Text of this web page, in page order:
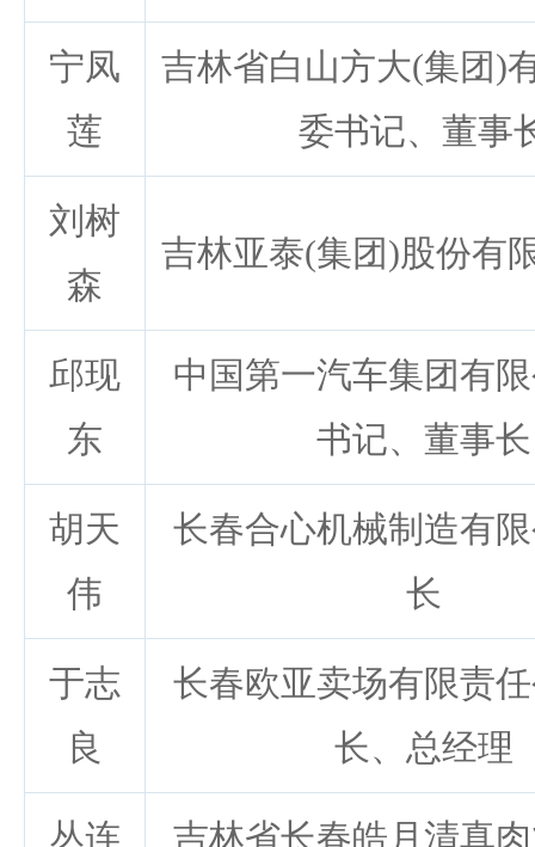
宁凤
莲
吉林省白山方大(集团)
委书记、董事
刘树
森
吉林亚泰(集团)股份有
邱现
东
中国第一汽车集团有
书记、董事长
胡天
伟
长春合心机械制造有
长
于志
良
长春欧亚卖场有限责
长、总经理
丛连
吉林省长春皓月清真